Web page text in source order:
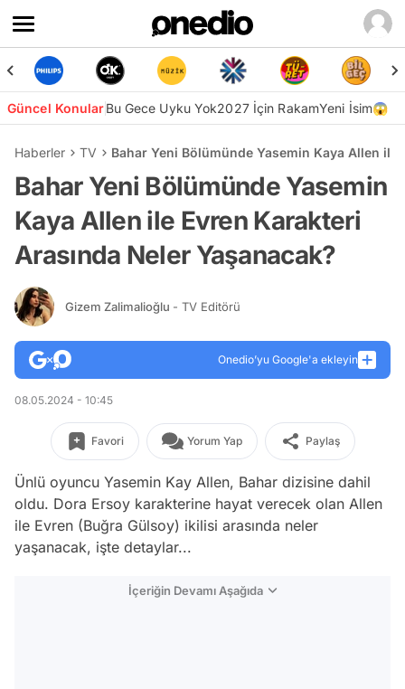
Güncel KonularBu Gece Uyku Yok2027 İçin RakamYeni İsim😱
Haberler TV Bahar Yeni Bölümünde Yasemin Kaya Allen
Bahar Yeni Bölümünde Yasemin
Kaya Allen ile Evren Karakteri
Arasında Neler Yaşanacak?
Gizem Zalimalioğlu - TV Editörü
Onedio’yu Google'a ekleyin
08.05.2024 - 10:45
Favori Yorum Yap Paylaş
Ünlü oyuncu Yasemin Kay Allen, Bahar dizisine dahil
oldu. Dora Ersoy karakterine hayat verecek olan Allen
ile Evren (Buğra Gülsoy) ikilisi arasında neler
yaşanacak, işte detaylar...
İçeriğin Devamı Aşağıda